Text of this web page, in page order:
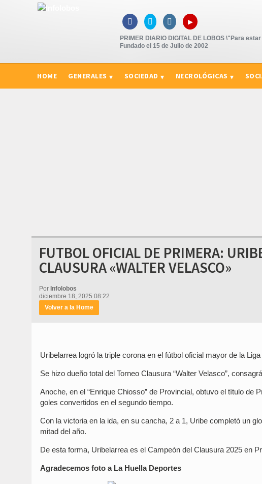
   ▸
PRIMER DIARIO DIGITAL DE LOBOS \"Para
Fundado el 15 de Julio de 2002
HOME GENERALES SOCIEDAD NECROLÓGICAS
FUTBOL OFICIAL DE PRIMERA:
CLAUSURA «WALTER VELASCO»
Por Infolobos
diciembre 18, 2025 08:22
Volver a la Home
Uribelarrea logró la triple corona en el fútbol oficial mayor de la
Se hizo dueño total del Torneo Clausura “Walter Velasco”,
Anoche, en el “Enrique Chiosso” de Provincial, obtuvo el título de
goles convertidos en el segundo tiempo.
Con la victoria en la ida, en su cancha, 2 a 1, Uribe completó un
mitad del año.
De esta forma, Uribelarrea es el Campeón del Clausura 2025 en
Agradecemos foto a La Huella Deportes